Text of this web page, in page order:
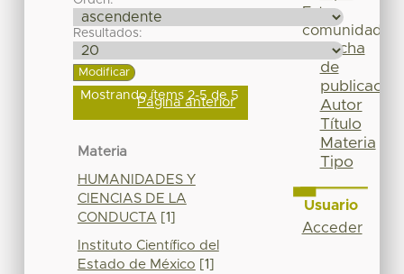
Resultados:
Mostrando ítems 2-5 de 5
Página anterior
Materia
HUMANIDADES Y
CIENCIAS DE LA
CONDUCTA [1]
Instituto Científico del
Estado de México [1]
Esta
comunidad
Fecha
de
publicación
Autor
Título
Materia
Tipo
Usuario
Acceder